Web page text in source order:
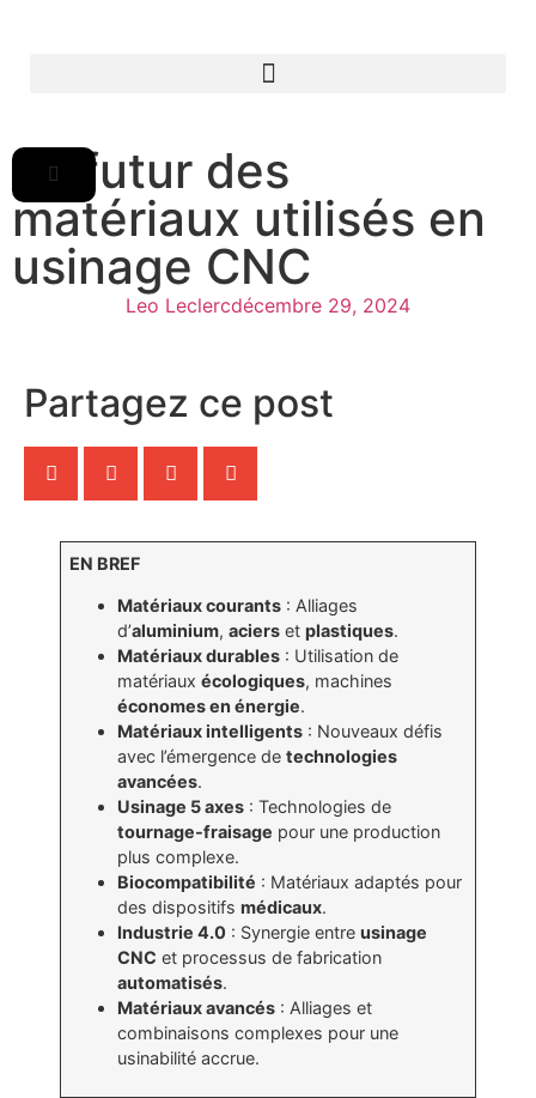
Le futur des
matériaux utilisés en
usinage CNC
Leo Leclercdécembre 29, 2024
Partagez ce post
EN BREF
Matériaux courants : Alliages
d’aluminium,aciers etplastiques.
Matériaux durables : Utilisation de
matériauxécologiques, machines
économes en énergie.
Matériaux intelligents : Nouveaux défis
avec l’émergence detechnologies
avancées.
Usinage 5 axes : Technologies de
tournage-fraisage pour une production
plus complexe.
Biocompatibilité : Matériaux adaptés pour
des dispositifsmédicaux.
Industrie 4.0 : Synergie entreusinage
CNC et processus de fabrication
automatisés.
Matériaux avancés : Alliages et
combinaisons complexes pour une
usinabilité accrue.